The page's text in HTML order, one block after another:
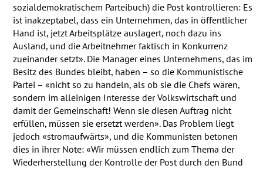
sozialdemokratischem Parteibuch) die Post kontrollieren: Es
ist inakzeptabel, dass ein Unternehmen, das in öffentlicher
Hand ist, jetzt Arbeitsplätze auslagert, noch dazu ins
Ausland, und die Arbeitnehmer faktisch in Konkurrenz
zueinander setzt». Die Manager eines Unternehmens, das im
Besitz des Bundes bleibt, haben – so die Kommunistische
Partei – «nicht so zu handeln, als ob sie die Chefs wären,
sondern im alleinigen Interesse der Volkswirtschaft und
damit der Gemeinschaft! Wenn sie diesen Auftrag nicht
erfüllen, müssen sie ersetzt werden». Das Problem liegt
jedoch «stromaufwärts», und die Kommunisten betonen
dies in ihrer Note: «Wir müssen endlich zum Thema der
Wiederherstellung der Kontrolle der Post durch den Bund